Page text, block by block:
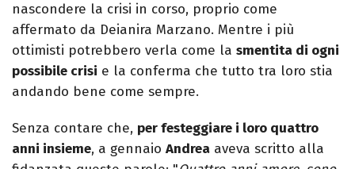
nascondere la crisi in corso, proprio come
affermato da Deianira Marzano. Mentre i più
ottimisti potrebbero verla come la smentita di ogni
possibile crisi e la conferma che tutto tra loro stia
andando bene come sempre.
Senza contare che, per festeggiare i loro quattro
anni insieme, a gennaio Andrea aveva scritto alla